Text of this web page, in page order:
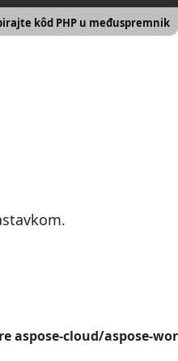
kôd PHP u međuspremnik
aspose-cloud/aspose-